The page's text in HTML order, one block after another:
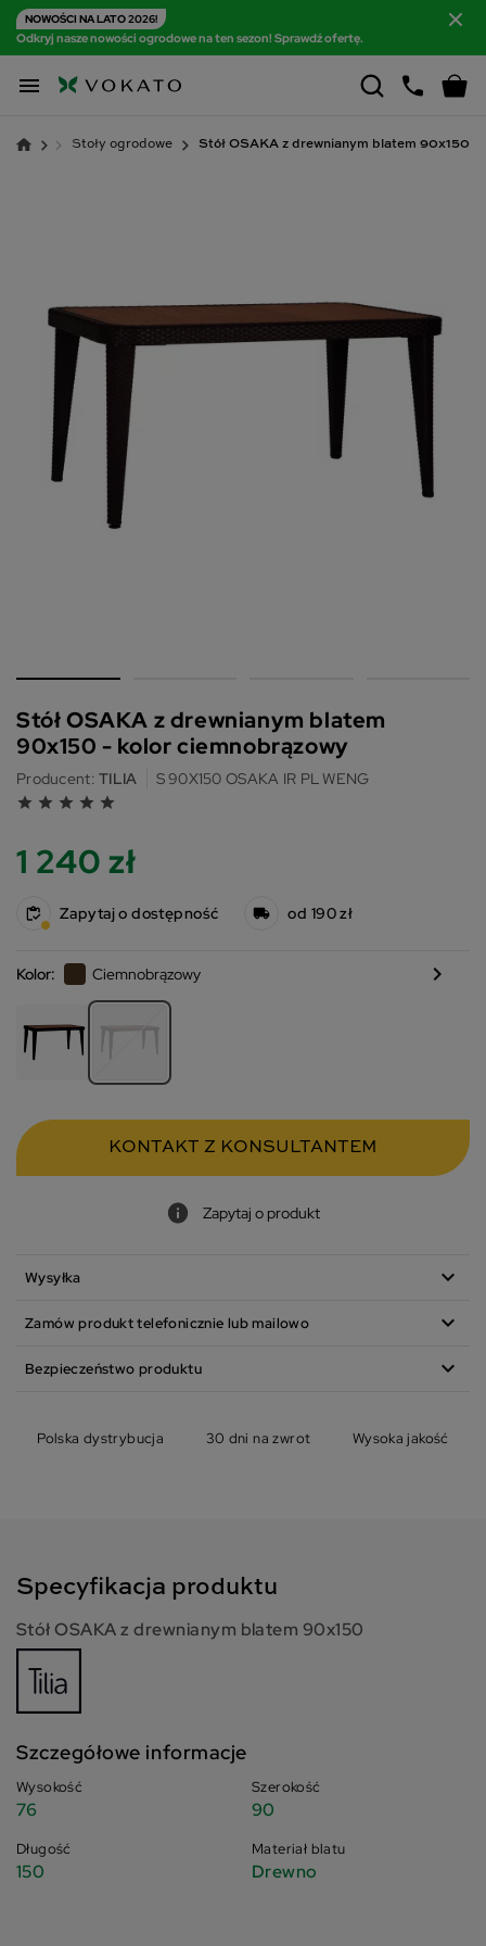
NOWOŚCI NA LATO 2026!
Odkryj nasze nowości ogrodowe na ten sezon! Sprawdź ofertę.

Stoły ogrodowe Stół OSAKA z drewnianym blatem 90x150
Stół OSAKA z drewnianym blatem
90x150 - kolor ciemnobrązowy
Producent: TILIA S 90X150 OSAKA IR PL WENG
grade grade grade grade grade
1 240 zł
Zapytaj o dostępność od 190 zł
Kolor: Ciemnobrązowy chevron_right
KONTAKT Z KONSULTANTEM
Zapytaj o produkt
Wysyłka expand_more
Zamów produkt telefonicznie lub mailowo expand_more
Bezpieczeństwo produktu expand_more
Polska dystrybucja 30 dni na zwrot Wysoka jakość
Specyfikacja produktu
Stół OSAKA z drewnianym blatem 90x150
Szczegółowe informacje
Wysokość
76
Długość
150
Szerokość
90
Materiał blatu
Drewno